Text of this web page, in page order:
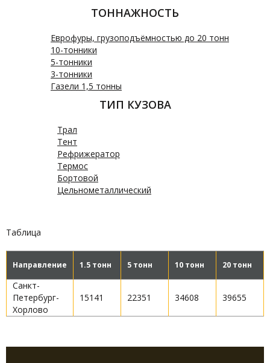
ТОННАЖНОСТЬ
Еврофуры, грузоподъёмностью до 20 тонн
10-тонники
5-тонники
3-тонники
Газели 1,5 тонны
ТИП КУЗОВА
Трал
Тент
Рефрижератор
Термос
Бортовой
Цельнометаллический
Таблица
Направление 1.5 тонн 5 тонн 10 тонн 20 тонн
Санкт-
Петербург-
Хорлово
15141 22351 34608 39655